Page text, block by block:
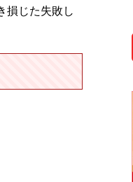
損じた失敗し